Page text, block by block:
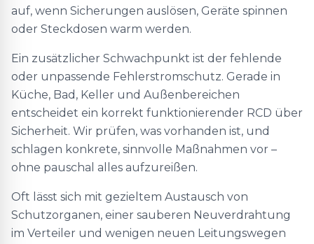
auf, wenn Sicherungen auslösen, Geräte spinnen
oder Steckdosen warm werden.
Ein zusätzlicher Schwachpunkt ist der fehlende
oder unpassende Fehlerstromschutz. Gerade in
Küche, Bad, Keller und Außenbereichen
entscheidet ein korrekt funktionierender RCD über
Sicherheit. Wir prüfen, was vorhanden ist, und
schlagen konkrete, sinnvolle Maßnahmen vor –
ohne pauschal alles aufzureißen.
Oft lässt sich mit gezieltem Austausch von
Schutzorganen, einer sauberen Neuverdrahtung
im Verteiler und wenigen neuen Leitungswegen